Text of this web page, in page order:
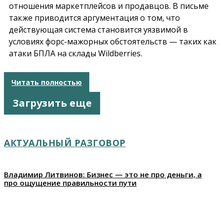
отношения маркетплейсов и продавцов. В письме
также приводится аргументация о том, что
действующая система становится уязвимой в
условиях форс-мажорных обстоятельств — таких как
атаки БПЛА на склады Wildberries.
Читать полностью
Загрузить еще
АКТУАЛЬНЫЙ РАЗГОВОР
Владимир Литвинов: Бизнес — это не про деньги, а
про ощущение правильности пути